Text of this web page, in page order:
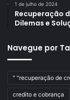
1 de julho de 2024
Recuperação
Dilemas e
Navegue por
" "recuperação de
credito e cobrança